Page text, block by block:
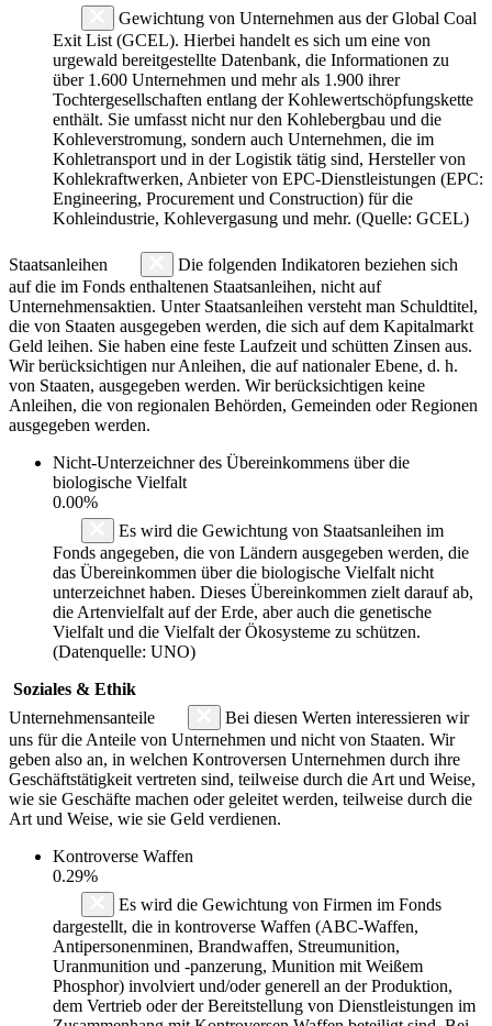
Gewichtung von Unternehmen aus der Global Coal
Exit List (GCEL). Hierbei handelt es sich um eine von
urgewald bereitgestellte Datenbank, die Informationen zu
über 1.600 Unternehmen und mehr als 1.900 ihrer
Tochtergesellschaften entlang der Kohlewertschöpfungskette
enthält. Sie umfasst nicht nur den Kohlebergbau und die
Kohleverstromung, sondern auch Unternehmen, die im
Kohletransport und in der Logistik tätig sind, Hersteller von
Kohlekraftwerken, Anbieter von EPC-Dienstleistungen (EPC:
Engineering, Procurement und Construction) für die
Kohleindustrie, Kohlevergasung und mehr. (Quelle: GCEL)
Staatsanleihen
Die folgenden Indikatoren beziehen sich
auf die im Fonds enthaltenen Staatsanleihen, nicht auf
Unternehmensaktien. Unter Staatsanleihen versteht man Schuldtitel,
die von Staaten ausgegeben werden, die sich auf dem Kapitalmarkt
Geld leihen. Sie haben eine feste Laufzeit und schütten Zinsen aus.
Wir berücksichtigen nur Anleihen, die auf nationaler Ebene, d. h.
von Staaten, ausgegeben werden. Wir berücksichtigen keine
Anleihen, die von regionalen Behörden, Gemeinden oder Regionen
ausgegeben werden.
Nicht-Unterzeichner des Übereinkommens über die
biologische Vielfalt
0.00%
Es wird die Gewichtung von Staatsanleihen im
Fonds angegeben, die von Ländern ausgegeben werden, die
das Übereinkommen über die biologische Vielfalt nicht
unterzeichnet haben. Dieses Übereinkommen zielt darauf ab,
die Artenvielfalt auf der Erde, aber auch die genetische
Vielfalt und die Vielfalt der Ökosysteme zu schützen.
(Datenquelle: UNO)
Soziales & Ethik
Unternehmensanteile
Bei diesen Werten interessieren wir
uns für die Anteile von Unternehmen und nicht von Staaten. Wir
geben also an, in welchen Kontroversen Unternehmen durch ihre
Geschäftstätigkeit vertreten sind, teilweise durch die Art und Weise,
wie sie Geschäfte machen oder geleitet werden, teilweise durch die
Art und Weise, wie sie Geld verdienen.
Kontroverse Waffen
0.29%
Es wird die Gewichtung von Firmen im Fonds
dargestellt, die in kontroverse Waffen (ABC-Waffen,
Antipersonenminen, Brandwaffen, Streumunition,
Uranmunition und -panzerung, Munition mit Weißem
Phosphor) involviert und/oder generell an der Produktion,
dem Vertrieb oder der Bereitstellung von Dienstleistungen im